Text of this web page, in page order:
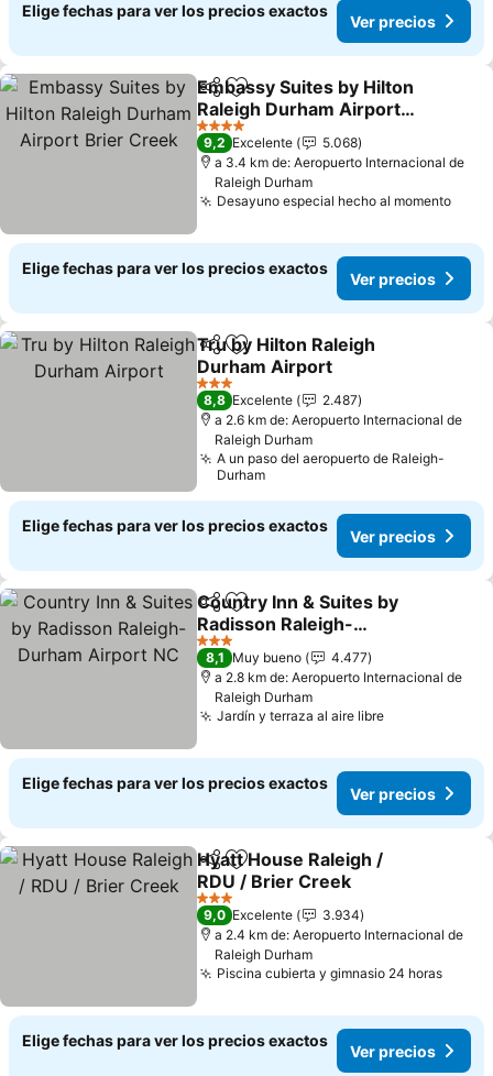
Elige fechas para ver los precios exactos
Ver precios
CompartirAgregar a favoritos
Embassy Suites by Hilton
Raleigh Durham Airport
Brier Creek
Ver precios
4 Estrellas
9,2 Excelente
5.068
a 3.4 km de: Aeropuerto Internacional de
Raleigh Durham
Desayuno especial hecho al momentoVer
Elige fechas para ver los precios exactos
Ver precios
Compartir
Agregar a favoritos
Tru by Hilton Raleigh
Durham Airport
Ver precios
3 Estrellas
8,8 Excelente
2.487
a 2.6 km de: Aeropuerto Internacional de
Raleigh Durham
A un paso del aeropuerto de Raleigh-
Durham
Elige fechas para ver los precios exactos
Ver precios
CompartirAgregar a favoritos
Country Inn & Suites by
Radisson Raleigh-
Durham Airport NC
Ver precios
3 Estrellas
8,1 Muy bueno
4.477
a 2.8 km de: Aeropuerto Internacional de
Raleigh Durham
Jardín y terraza al aire libreVer precios
Elige fechas para ver los precios exactos
Ver precios
CompartirAgregar a favoritos
Hyatt House Raleigh /
RDU / Brier Creek
Ver precios
3 Estrellas
9,0 Excelente
3.934
a 2.4 km de: Aeropuerto Internacional de
Raleigh Durham
Piscina cubierta y gimnasio 24 horasVer
Elige fechas para ver los precios exactos
Ver precios